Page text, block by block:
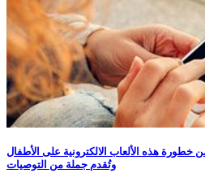
خطورة هذه الألعاب الالكترونية على الأطفال
وتُقدم جملة من التوصيات